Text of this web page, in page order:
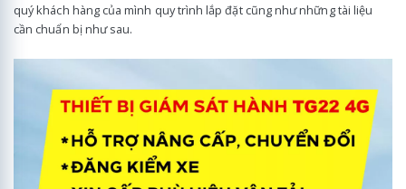
quý khách hàng của mình quy trình lắp đặt cũng như những tài liệu
cần chuẩn bị như sau.